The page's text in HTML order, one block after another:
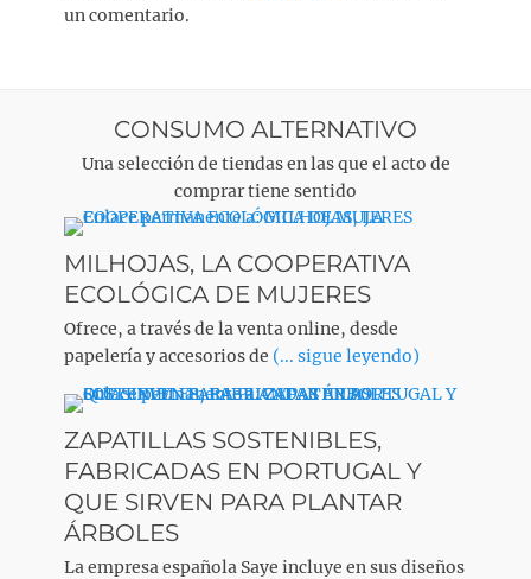
un comentario.
CONSUMO ALTERNATIVO
Una selección de tiendas en las que el acto de
comprar tiene sentido
MILHOJAS, LA COOPERATIVA
ECOLÓGICA DE MUJERES
Ofrece, a través de la venta online, desde
papelería y accesorios de (... sigue leyendo)
ZAPATILLAS SOSTENIBLES,
FABRICADAS EN PORTUGAL Y
QUE SIRVEN PARA PLANTAR
ÁRBOLES
La empresa española Saye incluye en sus diseños